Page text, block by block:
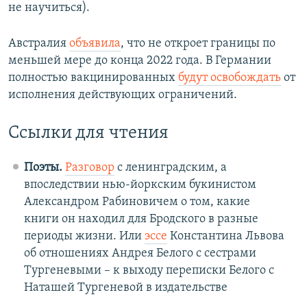
не научиться).
Австралия объявила, что не откроет границы по
меньшей мере до конца 2022 года. В Германии
полностью вакцинированных будут освобождать от
исполнения действующих ограничений.
Ссылки для чтения
Поэты. Разговор с ленинградским, а
впоследствии нью-йоркским букинистом
Александром Рабиновичем о том, какие
книги он находил для Бродского в разные
периоды жизни. Или эссе Константина Львова
об отношениях Андрея Белого с сестрами
Тургеневыми – к выходу переписки Белого с
Наташей Тургеневой в издательстве